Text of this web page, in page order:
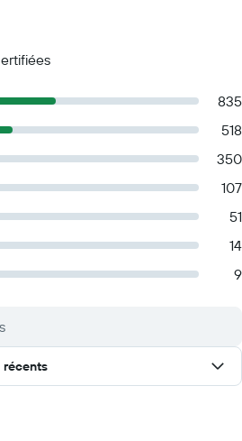
835
518
350
107
51
14
9
récents